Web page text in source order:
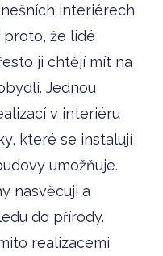
interiérech
že lidé
ji chtějí mít na
Jednou
v interiéru
které se instalují
umožňuje.
nasvěcuji a
do přírody.
realizacemi